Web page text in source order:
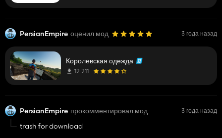
PersianEmpire оценил мод 3 года назад
Королевская одежда
12 211
PersianEmpire прокомментировал мод 3 года назад
trash for download